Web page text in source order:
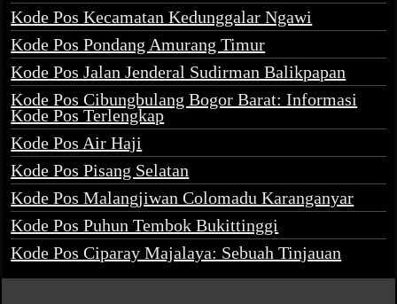
Kode Pos Kecamatan Kedunggalar Ngawi
Kode Pos Pondang Amurang Timur
Kode Pos Jalan Jenderal Sudirman Balikpapan
Kode Pos Cibungbulang Bogor Barat: Informasi
Kode Pos Terlengkap
Kode Pos Air Haji
Kode Pos Pisang Selatan
Kode Pos Malangjiwan Colomadu Karanganyar
Kode Pos Puhun Tembok Bukittinggi
Kode Pos Ciparay Majalaya: Sebuah Tinjauan